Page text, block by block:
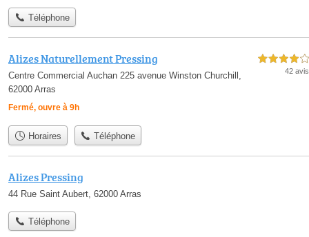
Téléphone
Alizes Naturellement Pressing
Centre Commercial Auchan 225 avenue Winston Churchill,
62000 Arras
Fermé, ouvre à 9h
4,0 étoiles sur 5
42 avis
Horaires Téléphone
Alizes Pressing
44 Rue Saint Aubert, 62000 Arras
Téléphone